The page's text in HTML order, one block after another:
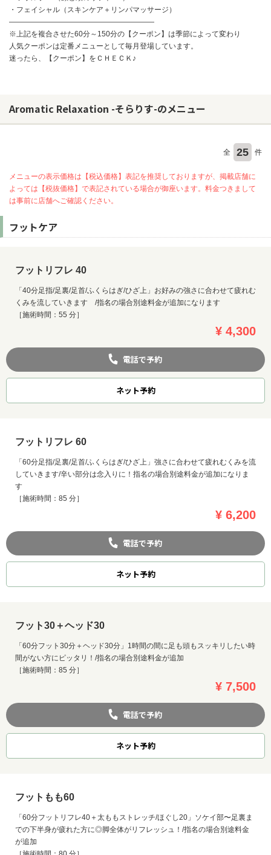
・フェイシャル（スキンケア＋リンパマッサージ）
――――――――――――――――――――
※上記を複合させた60分～150分の【クーポン】は季節によって変わり
人気クーポンは定番メニューとして毎月登場しています。
迷ったら、【クーポン】をＣＨＥＣＫ♪
Aromatic Relaxation -そらりす-のメニュー
全 25 件
メニューの表示価格は【税込価格】表記を推奨しておりますが、掲載店舗に
よっては【税抜価格】で表記されている場合が御座います。料金つきまして
は事前に店舗へご確認ください。
フットケア
フットリフレ 40
「40分足指/足裏/足首/ふくらはぎ/ひざ上」お好みの強さに合わせて疲れむ
くみを流していきます /指名の場合別途料金が追加になります
［施術時間：55 分］
¥ 4,300
電話で予約
ネット予約
フットリフレ 60
「60分足指/足裏/足首/ふくらはぎ/ひざ上」強さに合わせて疲れむくみを流
していきます/辛い部分は念入りに！指名の場合別途料金が追加になりま
す
［施術時間：85 分］
¥ 6,200
電話で予約
ネット予約
フット30＋ヘッド30
「60分フット30分＋ヘッド30分」1時間の間に足も頭もスッキリしたい時
間がない方にピッタリ！/指名の場合別途料金が追加
［施術時間：85 分］
¥ 7,500
電話で予約
ネット予約
フットもも60
「60分フットリフレ40＋太ももストレッチ/ほぐし20」ソケイ部〜足裏ま
での下半身が疲れた方に◎脚全体がリフレッシュ！/指名の場合別途料金
が追加